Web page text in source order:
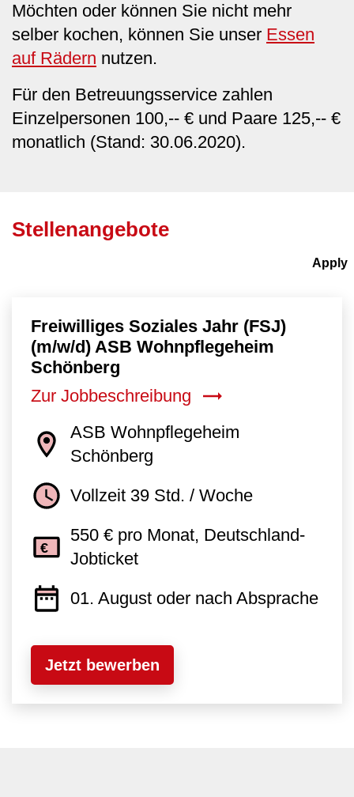
Möchten oder können Sie nicht mehr
selber kochen, können Sie unser Essen
auf Rädern nutzen.
Für den Betreuungsservice zahlen
Einzelpersonen 100,-- € und Paare 125,-- €
monatlich (Stand: 30.06.2020).
Stellenangebote
Freiwilliges Soziales Jahr (FSJ)
(m/w/d) ASB Wohnpflegeheim
Schönberg
Zur Jobbeschreibung
ASB Wohnpflegeheim
Schönberg
Vollzeit 39 Std. / Woche
550 € pro Monat, Deutschland-
Jobticket
01. August oder nach Absprache
Jetzt bewerben